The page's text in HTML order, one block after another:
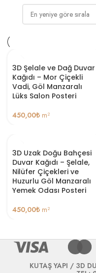
3D Şelale ve Dağ Duvar
Kağıdı – Mor Çiçekli
Vadi, Göl Manzaralı
Lüks Salon Posteri
450,00₺ m²
3D Uzak Doğu Bahçesi
Duvar Kağıdı – Şelale,
Nilüfer Çiçekleri ve
Huzurlu Göl Manzaralı
Yemek Odası Posteri
450,00₺ m²
KUTAŞ YAPI / 3D